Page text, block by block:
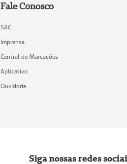
Fale Conosco
SAC
Imprensa
Central de Marcações
Aplicativo
Ouvidoria
Siga nossas redes